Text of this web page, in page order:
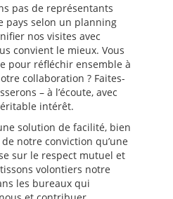
pas de représentants
pays selon un planning
nos visites avec
convient le mieux. Vous
pour réfléchir ensemble à
collaboration ? Faites-
– à l’écoute, avec
intérêt.
solution de facilité, bien
notre conviction qu’une
sur le respect mutuel et
volontiers notre
les bureaux qui